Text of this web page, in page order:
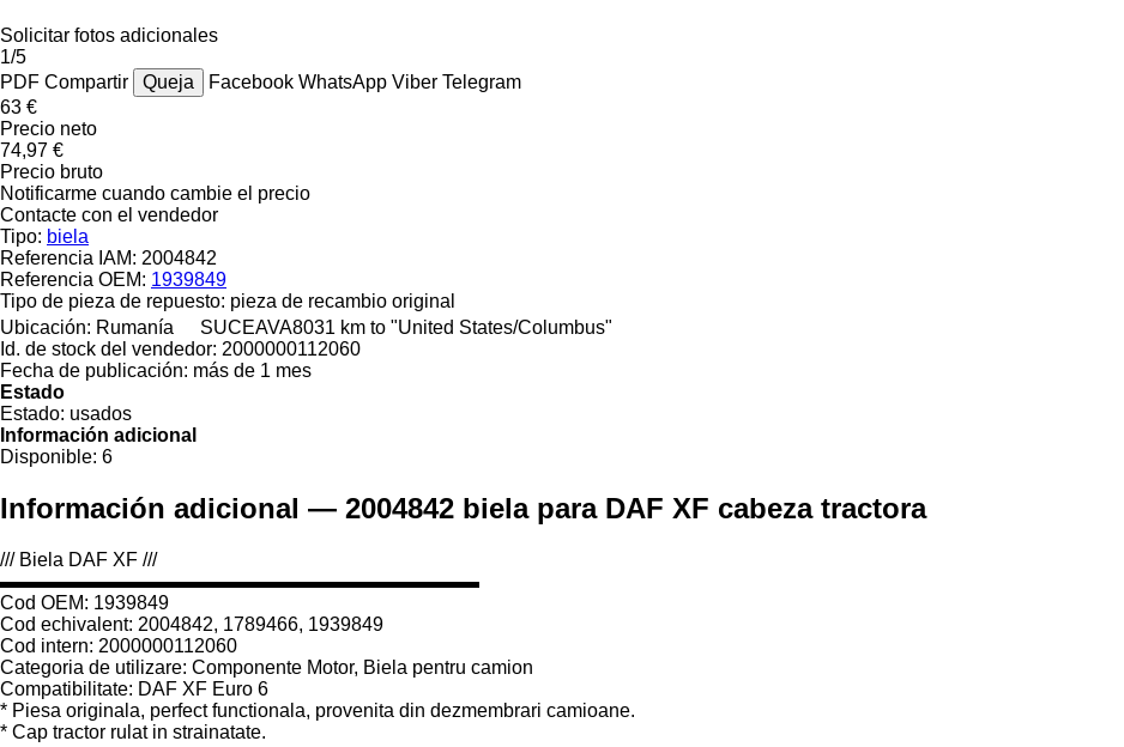
Solicitar fotos adicionales
1/5
PDF Compartir Queja Facebook WhatsApp Viber Telegram
63 €
Precio neto
74,97 €
Precio bruto
Notificarme cuando cambie el precio
Contacte con el vendedor
Tipo: biela
Referencia IAM: 2004842
Referencia OEM: 1939849
Tipo de pieza de repuesto: pieza de recambio original
Ubicación: Rumanía SUCEAVA8031 km to "United States/Columbus"
Id. de stock del vendedor: 2000000112060
Fecha de publicación: más de 1 mes
Estado
Estado: usados
Información adicional
Disponible: 6
Información adicional — 2004842 biela para DAF XF cabeza tractora
/// Biela DAF XF ///
▬▬▬▬▬▬▬▬▬▬▬▬▬▬▬▬▬▬▬▬▬▬▬▬▬
Cod OEM: 1939849
Cod echivalent: 2004842, 1789466, 1939849
Cod intern: 2000000112060
Categoria de utilizare: Componente Motor, Biela pentru camion
Compatibilitate: DAF XF Euro 6
* Piesa originala, perfect functionala, provenita din dezmembrari camioane.
* Cap tractor rulat in strainatate.